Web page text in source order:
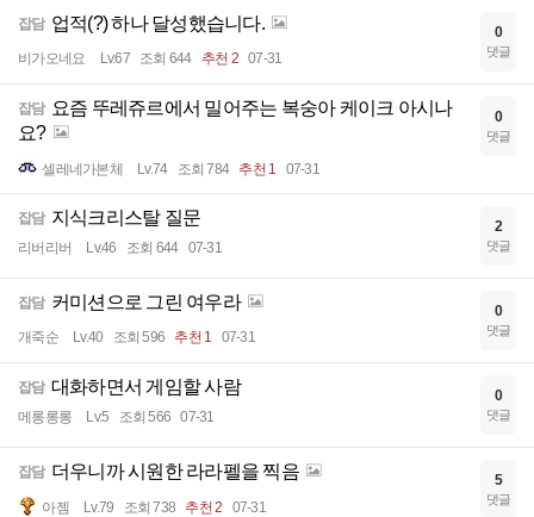
잡담 업적(?) 하나 달성했습니다.
비가오네요 Lv.67 조회 644 추천 2 07-31
0
댓글
잡담 요즘 뚜레쥬르에서 밀어주는 복숭아 케이크 아시나
요?
셀레네가본체 Lv.74 조회 784 추천 1 07-31
0
댓글
잡담 지식크리스탈 질문
리버리버 Lv.46 조회 644 07-31
2
댓글
잡담 커미션으로 그린 여우라
개죽순 Lv.40 조회 596 추천 1 07-31
0
댓글
잡담 대화하면서 게임할 사람
메롱롱롱 Lv.5 조회 566 07-31
0
댓글
잡담 더우니까 시원한 라라펠을 찍음
아젬 Lv.79 조회 738 추천 2 07-31
5
댓글